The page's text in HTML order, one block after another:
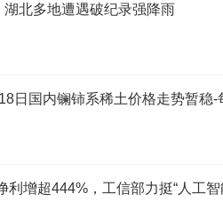
湖北多地遭遇破纪录强降雨
日国内镧铈系稀土价格走势暂稳-
利增超444%，工信部力挺“人工